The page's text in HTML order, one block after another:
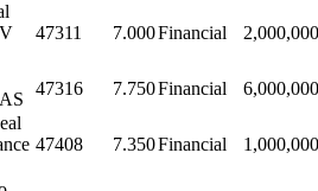
47311 7.000Financial
47316 7.750Financial
47408 7.350Financial